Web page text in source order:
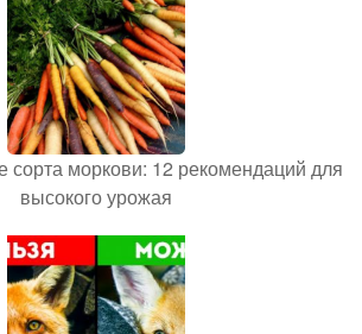
моркови: 12 рекомендаций для
высокого урожая